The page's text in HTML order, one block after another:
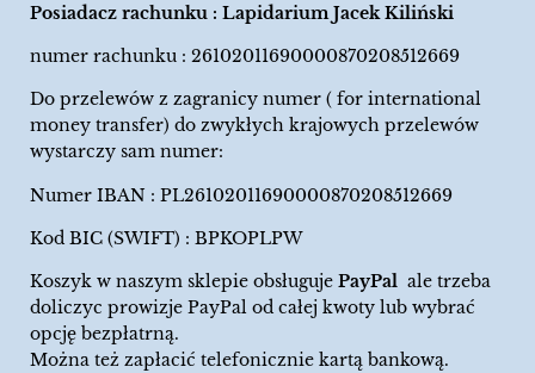
Posiadacz rachunku : Lapidarium Jacek Kiliński
numer rachunku : 26102011690000870208512669
Do przelewów z zagranicy numer ( for international
money transfer) do zwykłych krajowych przelewów
wystarczy sam numer:
Numer IBAN : PL26102011690000870208512669
Kod BIC (SWIFT) : BPKOPLPW
Koszyk w naszym sklepie obsługuje PayPal ale trzeba
doliczyc prowizje PayPal od całej kwoty lub wybrać
opcję bezpłatrną.
Można też zapłacić telefonicznie kartą bankową.